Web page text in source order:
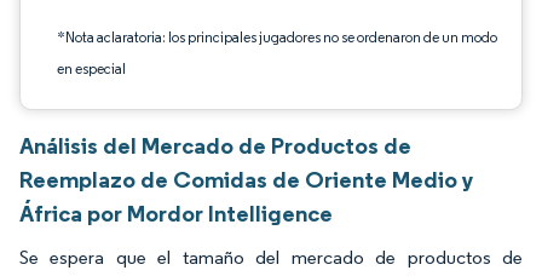
*Nota aclaratoria: los principales jugadores no se ordenaron de un modo
en especial
Análisis del Mercado de Productos de
Reemplazo de Comidas de Oriente Medio y
África por Mordor Intelligence
Se espera que el tamaño del mercado de productos de